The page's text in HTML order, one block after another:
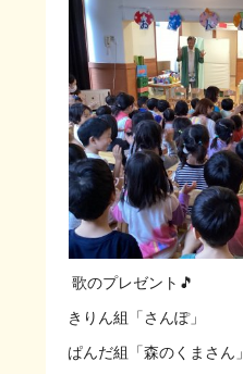
歌のプレゼント🎵
きりん組「さんぽ」
ぱんだ組「森のくまさん」